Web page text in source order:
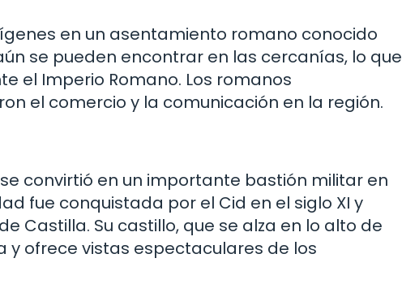
en un asentamiento romano conocido
se pueden encontrar en las cercanías, lo que
el Imperio Romano. Los romanos
el comercio y la comunicación en la región.
convirtió en un importante bastión militar en
fue conquistada por el Cid en el siglo XI y
Castilla. Su castillo, que se alza en lo alto de
y ofrece vistas espectaculares de los